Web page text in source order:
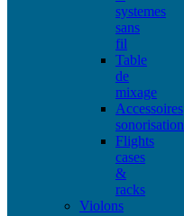
systemes
sans
fil
Table
de
mixage
Accessoires
sonorisation
Flights
cases
&
racks
Violons